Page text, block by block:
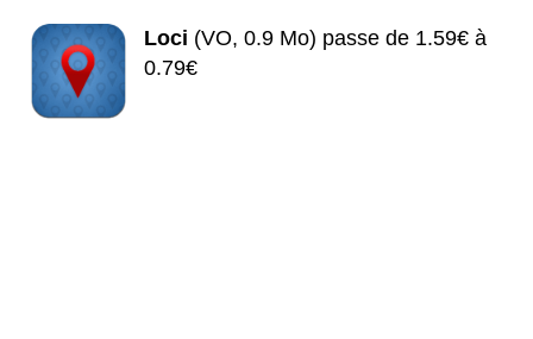
Loci (VO, 0.9 Mo) passe de 1.59€ à
0.79€